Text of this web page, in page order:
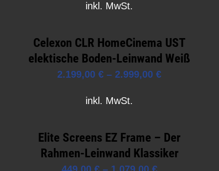
inkl. MwSt.
Celexon CLR HomeCinema UST
elektische Boden-Leinwand Weiß
2.199,00€ –2.999,00€
inkl. MwSt.
Elite Screens EZ Frame – Der
Rahmen-Leinwand Klassiker